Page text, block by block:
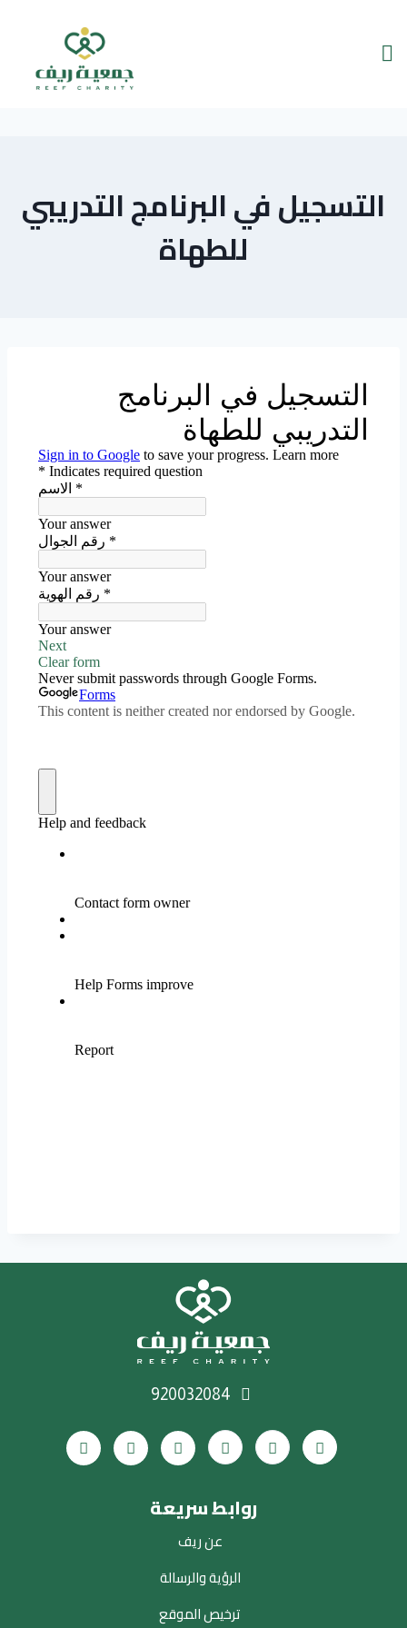
التسجيل في البرنامج التدريبي
للطهاة
920032084
روابط سريعة
عن ريف
الرؤية والرسالة
ترخيص الموقع